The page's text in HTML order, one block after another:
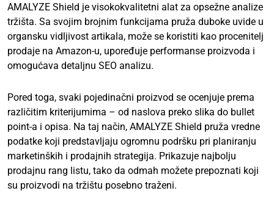
AMALYZE Shield je visokokvalitetni alat za opsežne analize
tržišta. Sa svojim brojnim funkcijama pruža duboke uvide u
organsku vidljivost artikala, može se koristiti kao procenitelj
prodaje na Amazon-u, upoređuje performanse proizvoda i
omogućava detaljnu SEO analizu.
Pored toga, svaki pojedinačni proizvod se ocenjuje prema
različitim kriterijumima – od naslova preko slika do bullet
point-a i opisa. Na taj način, AMALYZE Shield pruža vredne
podatke koji predstavljaju ogromnu podršku pri planiranju
marketinških i prodajnih strategija. Prikazuje najbolju
prodajnu rang listu, tako da odmah možete prepoznati koji
su proizvodi na tržištu posebno traženi.